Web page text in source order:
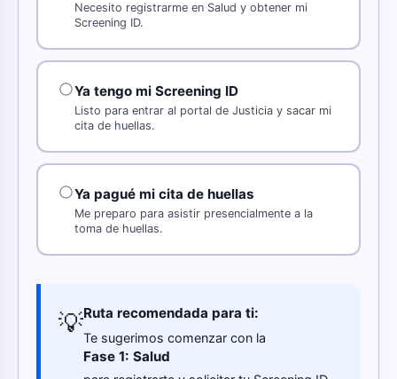
Necesito registrarme en Salud y obtener mi
Screening ID.
Ya tengo mi Screening ID
Listo para entrar al portal de Justicia y sacar mi
cita de huellas.
Ya pagué mi cita de huellas
Me preparo para asistir presencialmente a la
toma de huellas.
💡Ruta recomendada para ti:
Te sugerimos comenzar con la
Fase 1: Salud